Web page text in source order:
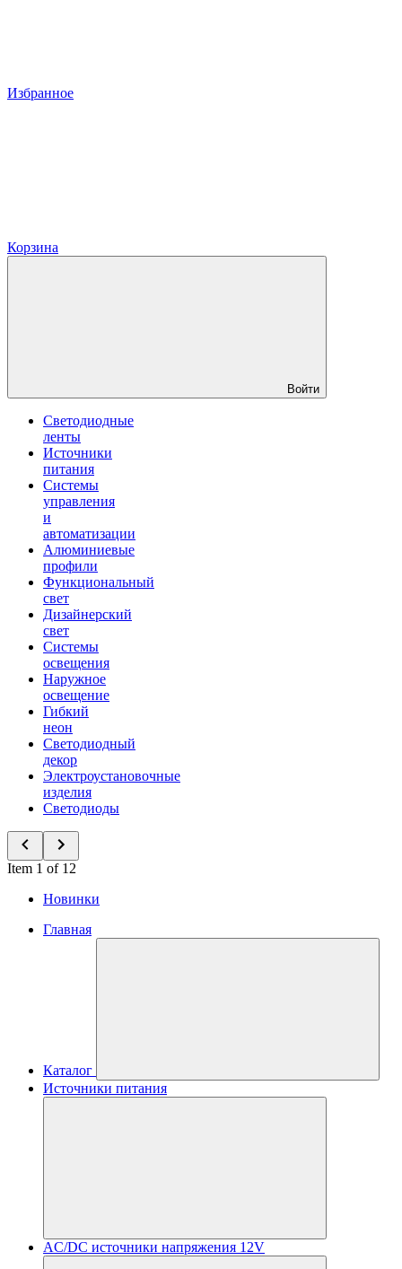
Избранное
Корзина
Войти
Светодиодные
ленты
Источники
питания
Системы
управления
и
автоматизации
Алюминиевые
профили
Функциональный
свет
Дизайнерский
свет
Системы
освещения
Наружное
освещение
Гибкий
неон
Светодиодный
декор
Электроустановочные
изделия
Светодиоды
Item 1 of 12
Новинки
Главная
Каталог
Источники питания
AC/DC источники напряжения 12V